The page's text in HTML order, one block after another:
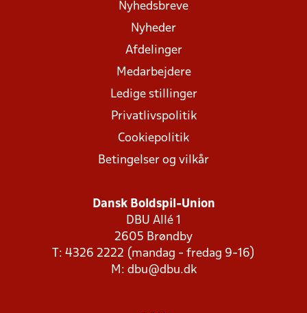
Nyhedsbreve
Nyheder
Afdelinger
Medarbejdere
Ledige stillinger
Privatlivspolitik
Cookiepolitik
Betingelser og vilkår
Dansk Boldspil-Union
DBU Allé 1
2605 Brøndby
T: 4326 2222 (mandag - fredag 9-16)
M: dbu@dbu.dk